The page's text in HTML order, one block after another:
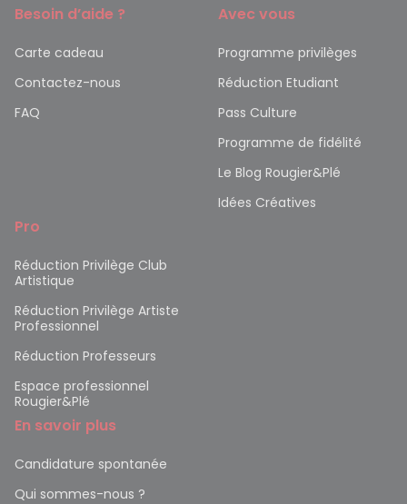
Besoin d’aide ?
Carte cadeau
Contactez-nous
FAQ
Avec vous
Programme privilèges
Réduction Etudiant
Pass Culture
Programme de fidélité
Le Blog Rougier&Plé
Idées Créatives
Pro
Réduction Privilège Club
Artistique
Réduction Privilège Artiste
Professionnel
Réduction Professeurs
Espace professionnel
Rougier&Plé
En savoir plus
Candidature spontanée
Qui sommes-nous ?